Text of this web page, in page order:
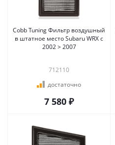
Cobb Tuning Фильтр воздушный
в штатное место Subaru WRX c
2002 > 2007
712110
достаточно
7 580 ₽